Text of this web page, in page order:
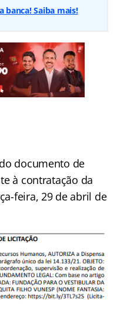
banca! Saiba mais!
documento de
à contratação da
feira, 29 de abril de